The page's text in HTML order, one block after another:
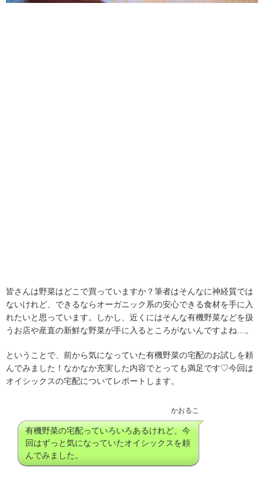
皆さんは野菜はどこで買っていますか？筆者はそんなに神経質では
ないけれど、できるならオーガニック系の安心できる食材を手に入
れたいと思っています。しかし、近くにはそんな有機野菜などを扱
うお店や産直の新鮮な野菜が手に入るところがないんですよね…。
ということで、前から気になっていた有機野菜の宅配のお試しを頼
んでみました！なかなか充実した内容でとっても満足です♡今回は
オイシックスの宅配についてレポートします。
かおるこ
有機野菜の宅配っていろいろあるけれど、今
回はずっと気になっていたオイシックスを頼
んでみました。